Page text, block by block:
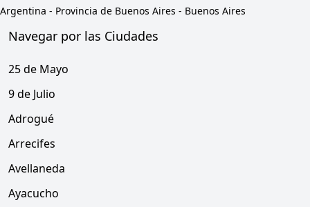
Argentina - Provincia de Buenos Aires - Buenos Aires
Navegar por las Ciudades
25 de Mayo
9 de Julio
Adrogué
Arrecifes
Avellaneda
Ayacucho